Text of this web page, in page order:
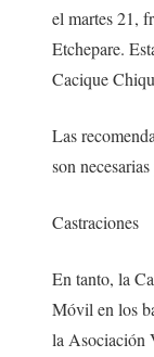
el martes 21,
Etchepare.
Cacique
Las
son
Castraciones
En tanto, la
Móvil en los
la Asociación